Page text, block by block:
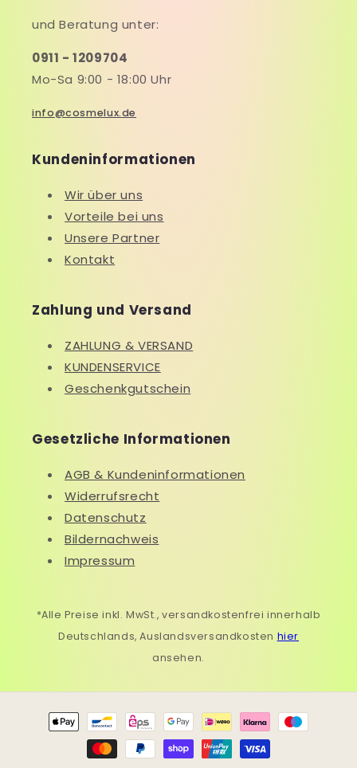
und Beratung unter:
0911 - 1209704
Mo-Sa 9:00 - 18:00 Uhr
info@cosmelux.de
Kundeninformationen
Wir über uns
Vorteile bei uns
Unsere Partner
Kontakt
Zahlung und Versand
ZAHLUNG & VERSAND
KUNDENSERVICE
Geschenkgutschein
Gesetzliche Informationen
AGB & Kundeninformationen
Widerrufsrecht
Datenschutz
Bildernachweis
Impressum
*Alle Preise inkl. MwSt., versandkostenfrei innerhalb
Deutschlands, Auslandsversandkosten hier
ansehen.
Zahlungsmethoden